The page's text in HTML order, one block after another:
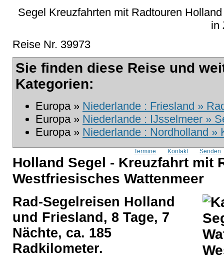
Segel Kreuzfahrten mit Radtouren
in
Reise Nr. 39973
Sie finden diese Reise und
Kategorien:
Europa » Niederlande : Friesland »
Europa » Niederlande : IJsselmeer »
Europa » Niederlande : Nordholland »
Termine Kontakt Senden
Holland Segel - Kreuzfahrt mit
Westfriesisches Wattenmeer
Rad-Segelreisen Holland
und Friesland, 8 Tage, 7
Nächte, ca. 185
Radkilometer.